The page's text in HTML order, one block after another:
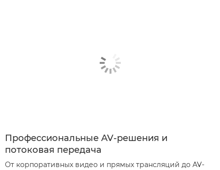
Профессиональные AV-решения и
потоковая передача
От корпоративных видео и прямых трансляций до AV-